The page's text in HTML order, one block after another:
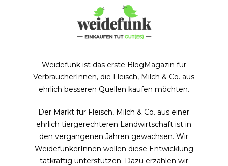
Weidefunk ist das erste BlogMagazin für
VerbraucherInnen, die Fleisch, Milch & Co. aus
ehrlich besseren Quellen kaufen möchten.
Der Markt für Fleisch, Milch & Co. aus einer
ehrlich tiergerechteren Landwirtschaft ist in
den vergangenen Jahren gewachsen. Wir
WeidefunkerInnen wollen diese Entwicklung
tatkräftig unterstützen. Dazu erzählen wir